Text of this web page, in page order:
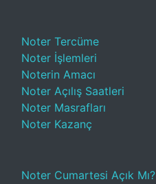
Noter Tercüme
Noter İşlemleri
Noterin Amacı
Noter Açılış Saatleri
Noter Masrafları
Noter Kazanç
Noter Cumartesi Açık Mı?